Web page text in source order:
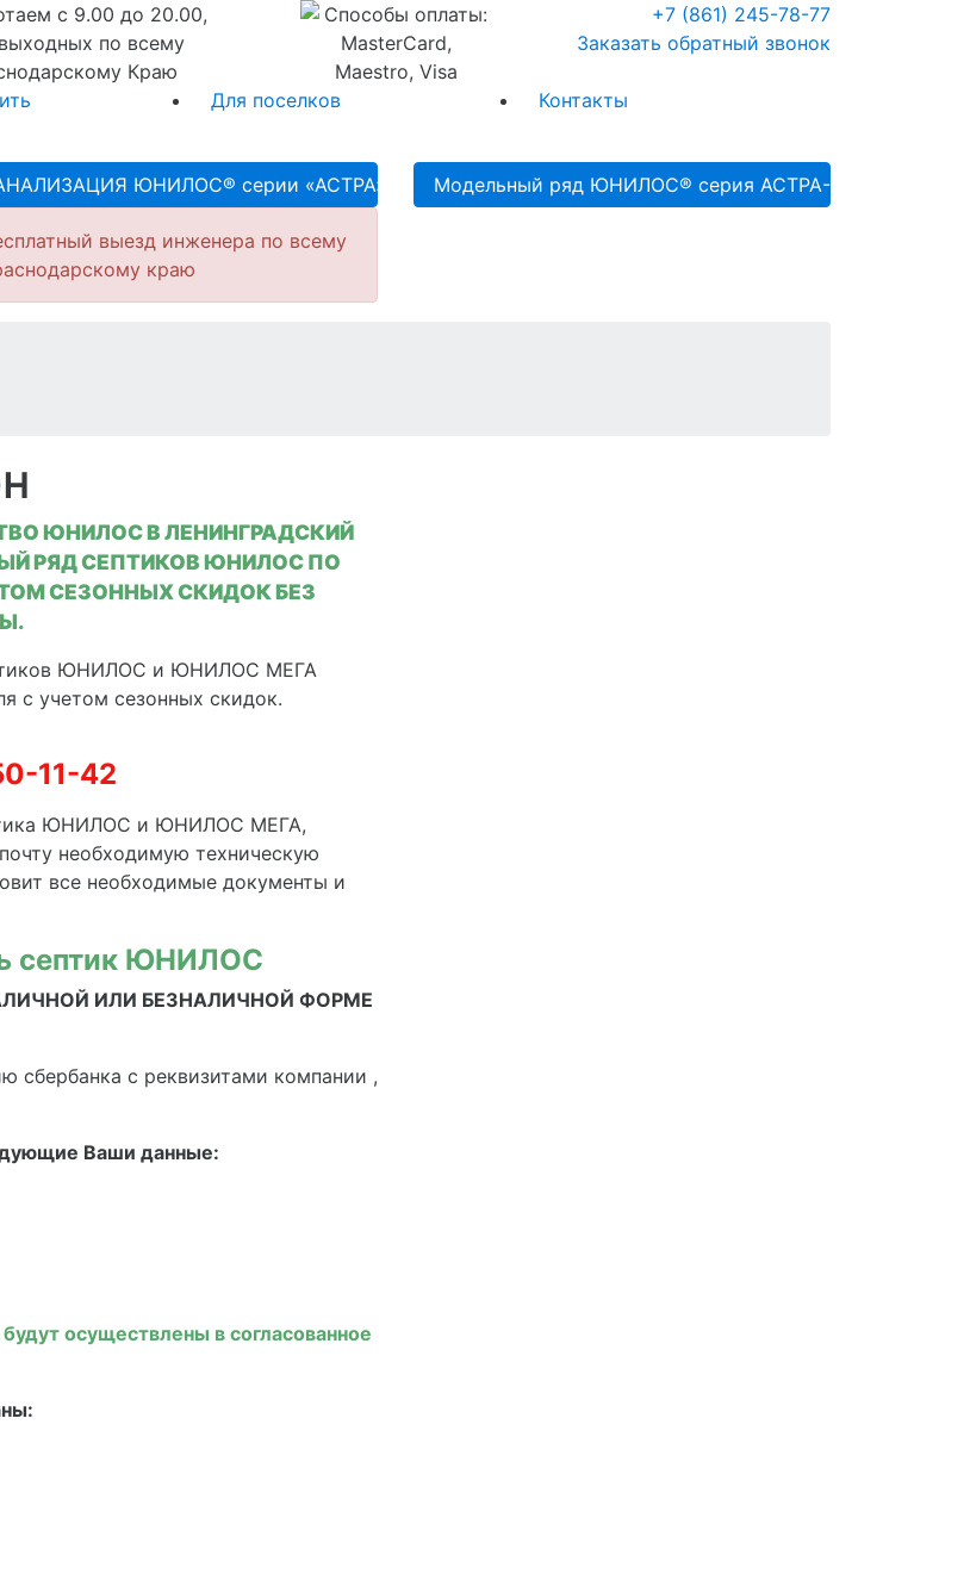
с 9.00 до 20.00,
по всему
Краю
+7 (861) 245-78-77
Заказать обратный звонок
Для поселков
Контакты
ЮНИЛОС® серии «АСТРА»
Модельный ряд ЮНИЛОС® серия АСТРА-ДАБЛ
выезд инженера по всему
краю
ЮНИЛОС В ЛЕНИНГРАДСКИЙ
РЯД СЕПТИКОВ ЮНИЛОС ПО
СЕЗОННЫХ СКИДОК БЕЗ
ЮНИЛОС и ЮНИЛОС МЕГА
с учетом сезонных скидок.
11-42
ЮНИЛОС и ЮНИЛОС МЕГА,
необходимую техническую
все необходимые документы и
септик ЮНИЛОС
ИЛИ БЕЗНАЛИЧНОЙ ФОРМЕ
сбербанка с реквизитами компании ,
Ваши данные:
осуществлены в согласованное